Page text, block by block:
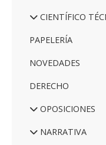
CIENTÍFICO
PAPELERÍA
NOVEDADES
DERECHO
OPOSICIONES
NARRATIVA